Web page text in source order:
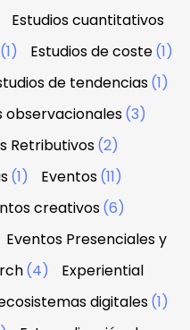
Estudios cuantitativos
(1) Estudios de coste(1)
de tendencias(1)
observacionales(3)
Retributivos(2)
(1) Eventos(11)
creativos(6)
Eventos Presenciales y
(4)
Experiential
digitales(1)